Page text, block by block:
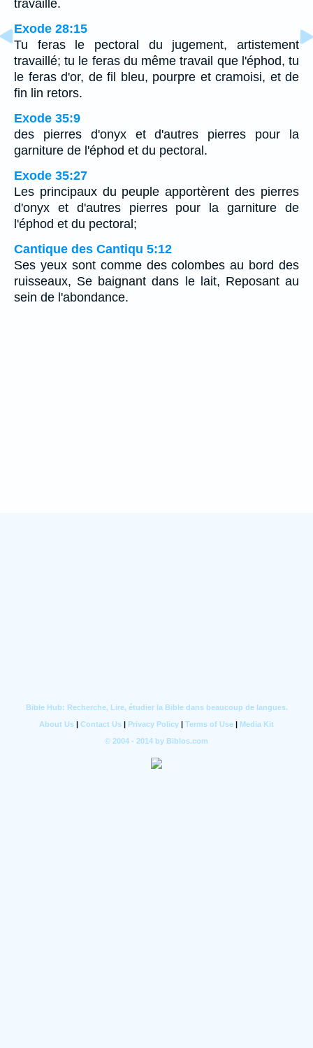
travaillé.
Exode 28:15
Tu feras le pectoral du jugement, artistement
travaillé; tu le feras du même travail que l'éphod, tu
le feras d'or, de fil bleu, pourpre et cramoisi, et de
fin lin retors.
Exode 35:9
des pierres d'onyx et d'autres pierres pour la
garniture de l'éphod et du pectoral.
Exode 35:27
Les principaux du peuple apportèrent des pierres
d'onyx et d'autres pierres pour la garniture de
l'éphod et du pectoral;
Cantique des Cantiqu 5:12
Ses yeux sont comme des colombes au bord des
ruisseaux, Se baignant dans le lait, Reposant au
sein de l'abondance.